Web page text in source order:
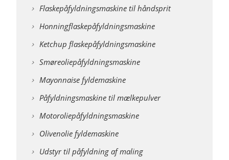
Flaskepåfyldningsmaskine til håndsprit
Honningflaskepåfyldningsmaskine
Ketchup flaskepåfyldningsmaskine
Smøreoliepåfyldningsmaskine
Mayonnaise fyldemaskine
Påfyldningsmaskine til mælkepulver
Motoroliepåfyldningsmaskine
Olivenolie fyldemaskine
Udstyr til påfyldning af maling